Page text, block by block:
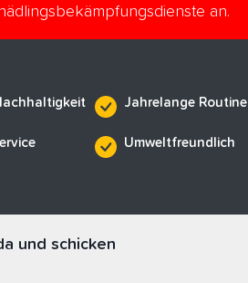
an.
Jahrelange Routine
Umweltfreundlich
und schicken